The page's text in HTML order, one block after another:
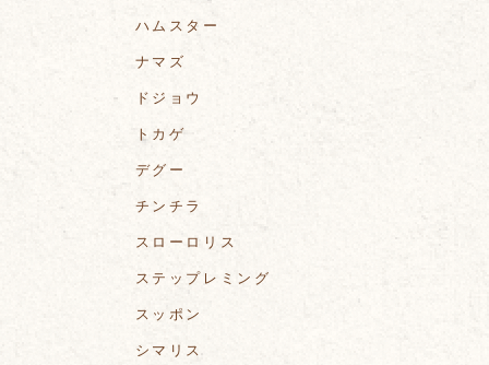
ハムスター
ナマズ
ドジョウ
トカゲ
デグー
チンチラ
スローロリス
ステップレミング
スッポン
シマリス